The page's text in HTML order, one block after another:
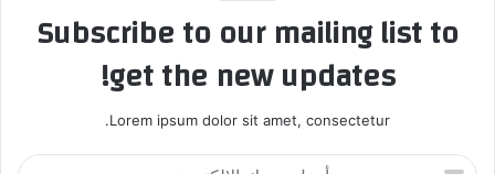
Subscribe to our mailing list to
get the new updates!
Lorem ipsum dolor sit amet, consectetur.
أ